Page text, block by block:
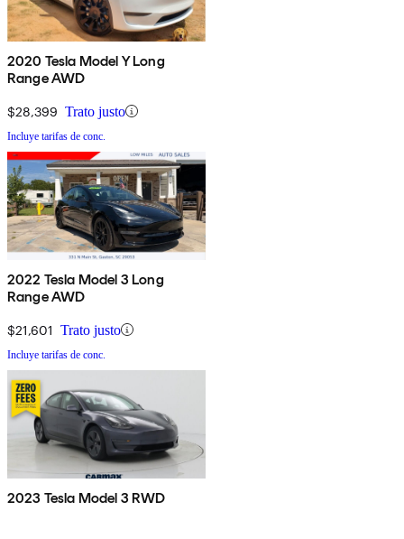
2020 Tesla Model Y Long
Range AWD
$28,399 Trato justo
Incluye tarifas de conc.
2022 Tesla Model 3 Long
Range AWD
$21,601 Trato justo
Incluye tarifas de conc.
2023 Tesla Model 3 RWD